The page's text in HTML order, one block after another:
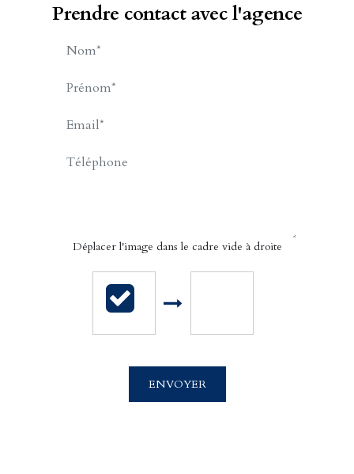
LEVEQUE Michel
4 rue Saint Sauveur
Prendre contact avec l'agence
Déplacer l'image dans le cadre vide à droite
ENVOYER